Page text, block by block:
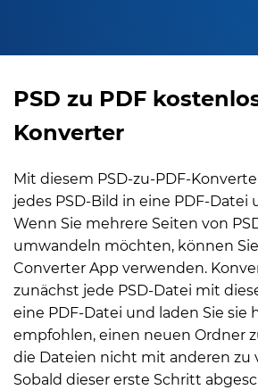
PSD zu PDF
Konverter
Mit diesem PSD-zu-PDF-
jedes PSD-Bild in eine PDF-Datei
Wenn Sie mehrere Seiten von
umwandeln möchten, können
Converter App verwenden.
zunächst jede PSD-Datei mit
eine PDF-Datei und laden Sie sie
empfohlen, einen neuen Ordner
die Dateien nicht mit anderen zu
Sobald dieser erste Schritt